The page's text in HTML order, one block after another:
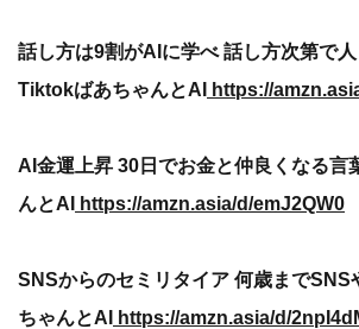
話し方は9割がAIに学べ 話し方次第で
TiktokばあちゃんとAI https://
AI金運上昇 30日でお金と仲良くなる言
んとAI https://amzn.asia/d/emJ2QW0
SNSからのセミリタイア 何歳まで
ちゃんとAI https://amzn.asia/d/